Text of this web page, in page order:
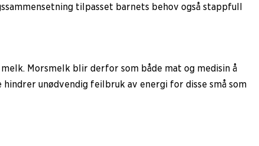
tilpasset barnets behov også stappfull
Morsmelk blir derfor som både mat og medisin å
unødvendig feilbruk av energi for disse små som